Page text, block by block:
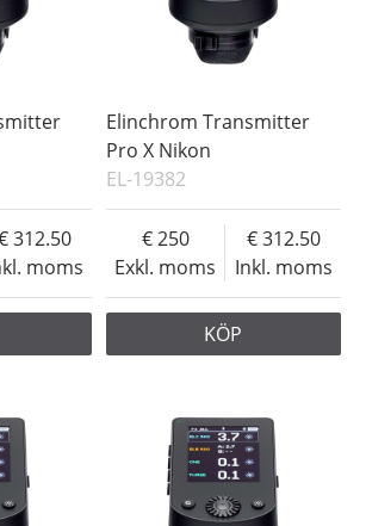
moms
312.50
Elinchrom Transmitter
Pro X Nikon
EL-19382
Exkl. moms
250
Inkl. moms
312.50
KÖP